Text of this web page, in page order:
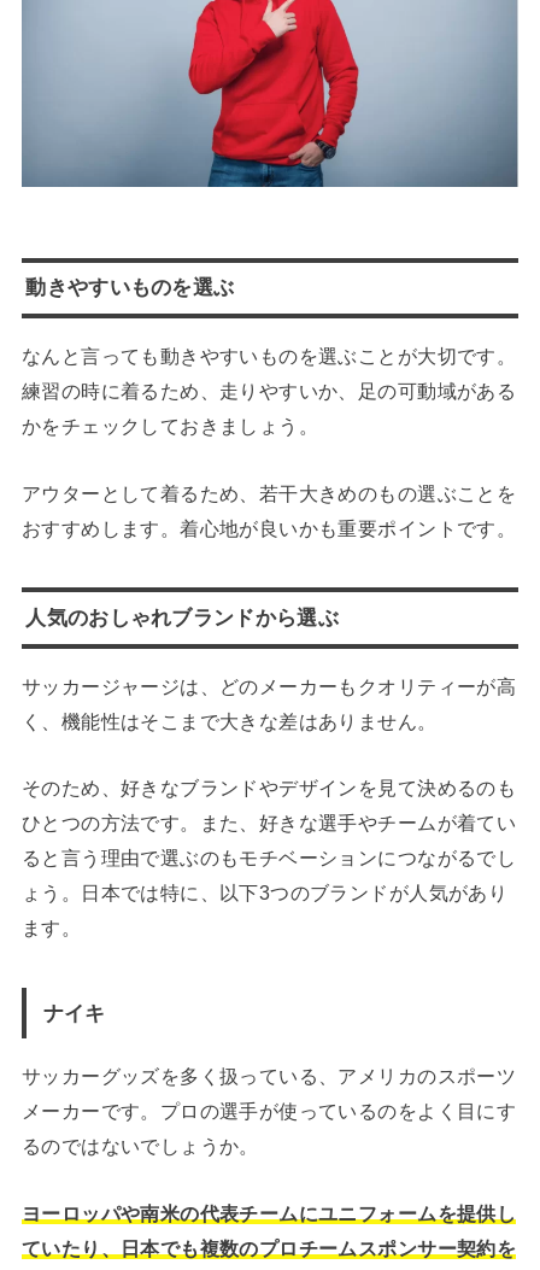
動きやすいものを選ぶ
なんと言っても動きやすいものを選ぶことが大切です。
練習の時に着るため、走りやすいか、足の可動域がある
かをチェックしておきましょう。
アウターとして着るため、若干大きめのもの選ぶことを
おすすめします。着心地が良いかも重要ポイントです。
人気のおしゃれブランドから選ぶ
サッカージャージは、どのメーカーもクオリティーが高
く、機能性はそこまで大きな差はありません。
そのため、好きなブランドやデザインを見て決めるのも
ひとつの方法です。また、好きな選手やチームが着てい
ると言う理由で選ぶのもモチベーションにつながるでし
ょう。日本では特に、以下3つのブランドが人気があり
ます。
ナイキ
サッカーグッズを多く扱っている、アメリカのスポーツ
メーカーです。プロの選手が使っているのをよく目にす
るのではないでしょうか。
ヨーロッパや南米の代表チームにユニフォームを提供し
ていたり、日本でも複数のプロチームスポンサー契約を